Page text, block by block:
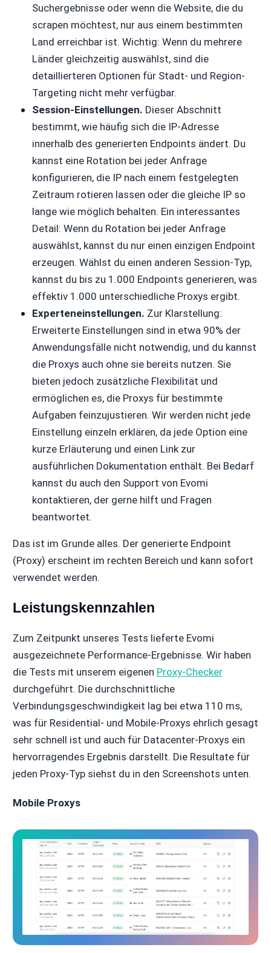
Suchergebnisse oder wenn die Website, die du
scrapen möchtest, nur aus einem bestimmten
Land erreichbar ist. Wichtig: Wenn du mehrere
Länder gleichzeitig auswählst, sind die
detaillierteren Optionen für Stadt- und Region-
Targeting nicht mehr verfügbar.
Session-Einstellungen. Dieser Abschnitt
bestimmt, wie häufig sich die IP-Adresse
innerhalb des generierten Endpoints ändert. Du
kannst eine Rotation bei jeder Anfrage
konfigurieren, die IP nach einem festgelegten
Zeitraum rotieren lassen oder die gleiche IP so
lange wie möglich behalten. Ein interessantes
Detail: Wenn du Rotation bei jeder Anfrage
auswählst, kannst du nur einen einzigen Endpoint
erzeugen. Wählst du einen anderen Session-Typ,
kannst du bis zu 1.000 Endpoints generieren, was
effektiv 1.000 unterschiedliche Proxys ergibt.
Experteneinstellungen. Zur Klarstellung:
Erweiterte Einstellungen sind in etwa 90% der
Anwendungsfälle nicht notwendig, und du kannst
die Proxys auch ohne sie bereits nutzen. Sie
bieten jedoch zusätzliche Flexibilität und
ermöglichen es, die Proxys für bestimmte
Aufgaben feinzujustieren. Wir werden nicht jede
Einstellung einzeln erklären, da jede Option eine
kurze Erläuterung und einen Link zur
ausführlichen Dokumentation enthält. Bei Bedarf
kannst du auch den Support von Evomi
kontaktieren, der gerne hilft und Fragen
beantwortet.
Das ist im Grunde alles. Der generierte Endpoint
(Proxy) erscheint im rechten Bereich und kann sofort
verwendet werden.
Leistungskennzahlen
Zum Zeitpunkt unseres Tests lieferte Evomi
ausgezeichnete Performance-Ergebnisse. Wir haben
die Tests mit unserem eigenen Proxy-Checker
durchgeführt. Die durchschnittliche
Verbindungsgeschwindigkeit lag bei etwa 110 ms,
was für Residential- und Mobile-Proxys ehrlich gesagt
sehr schnell ist und auch für Datacenter-Proxys ein
hervorragendes Ergebnis darstellt. Die Resultate für
jeden Proxy-Typ siehst du in den Screenshots unten.
Mobile Proxys